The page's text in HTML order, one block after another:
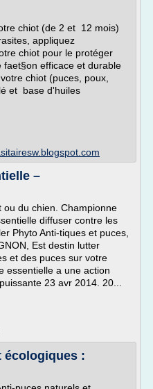
chiot (de 2 et 12 mois)
appliquez
chiot pour le protéger
faet§on efficace et durable
chiot (puces, poux,
et base d'huiles
–
ou du chien. Championne
diffuser contre les
Phyto Anti-tiques et puces,
Est destin lutter
et des puces sur votre
essentielle a une action
23 avr 2014. 20...
écologiques :